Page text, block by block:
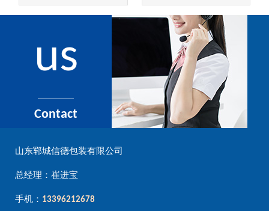
us
Contact
山东郓城信德包装有限公司
总经理：崔进宝
手机： 13396212678